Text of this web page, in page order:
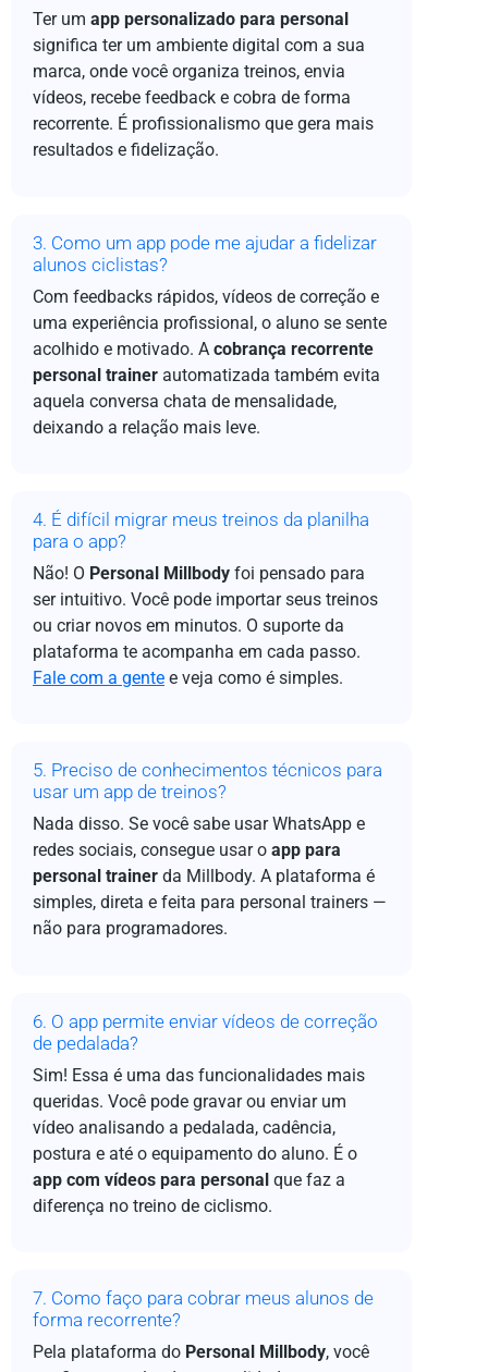
Ter um app personalizado para personal
significa ter um ambiente digital com a sua
marca, onde você organiza treinos, envia
vídeos, recebe feedback e cobra de forma
recorrente. É profissionalismo que gera mais
resultados e fidelização.
3. Como um app pode me ajudar a fidelizar
alunos ciclistas?
Com feedbacks rápidos, vídeos de correção e
uma experiência profissional, o aluno se sente
acolhido e motivado. A cobrança recorrente
personal trainer automatizada também evita
aquela conversa chata de mensalidade,
deixando a relação mais leve.
4. É difícil migrar meus treinos da planilha
para o app?
Não! O Personal Millbody foi pensado para
ser intuitivo. Você pode importar seus treinos
ou criar novos em minutos. O suporte da
plataforma te acompanha em cada passo.
Fale com a gente e veja como é simples.
5. Preciso de conhecimentos técnicos para
usar um app de treinos?
Nada disso. Se você sabe usar WhatsApp e
redes sociais, consegue usar o app para
personal trainer da Millbody. A plataforma é
simples, direta e feita para personal trainers —
não para programadores.
6. O app permite enviar vídeos de correção
de pedalada?
Sim! Essa é uma das funcionalidades mais
queridas. Você pode gravar ou enviar um
vídeo analisando a pedalada, cadência,
postura e até o equipamento do aluno. É o
app com vídeos para personal que faz a
diferença no treino de ciclismo.
7. Como faço para cobrar meus alunos de
forma recorrente?
Pela plataforma do Personal Millbody, você